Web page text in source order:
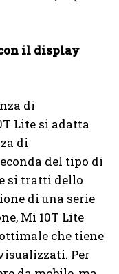
il display
di
Lite si adatta
di
del tipo di
si tratti dello
di una serie
Mi 10T Lite
che tiene
Per